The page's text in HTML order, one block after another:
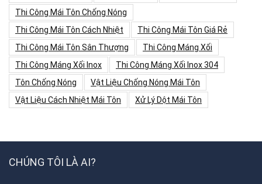
Thi Công Mái Tôn Chống Nóng
Thi Công Mái Tôn Cách Nhiệt
Thi Công Mái Tôn Giá Rẻ
Thi Công Mái Tôn Sân Thượng
Thi Công Máng Xối
Thi Công Máng Xối Inox
Thi Công Máng Xối Inox 304
Tôn Chống Nóng
Vật Liệu Chống Nóng Mái Tôn
Vật Liệu Cách Nhiệt Mái Tôn
Xử Lý Dột Mái Tôn
CHÚNG TÔI LÀ AI?